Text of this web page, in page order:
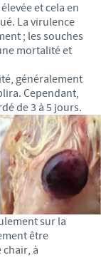
et cela en
La virulence
; les souches
mortalité et
généralement
Cependant,
de 3 à 5 jours.
sur la
être
à